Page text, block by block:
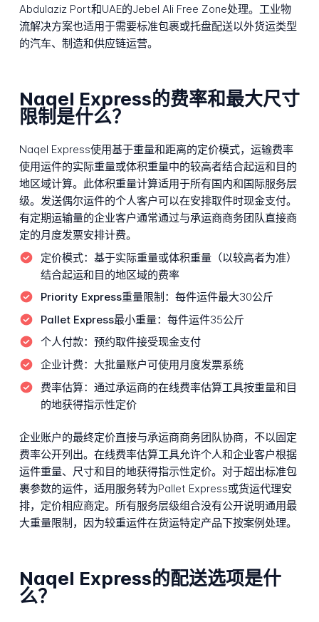
Abdulaziz Port和UAE的Jebel Ali Free Zone处理。工业物
流解决方案也适用于需要标准包裹或托盘配送以外货运类型
的汽车、制造和供应链运营。
Naqel Express的费率和最大尺寸
限制是什么？
Naqel Express使用基于重量和距离的定价模式，运输费率
使用运件的实际重量或体积重量中的较高者结合起运和目的
地区域计算。此体积重量计算适用于所有国内和国际服务层
级。发送偶尔运件的个人客户可以在安排取件时现金支付。
有定期运输量的企业客户通常通过与承运商商务团队直接商
定的月度发票安排计费。
定价模式： 基于实际重量或体积重量（以较高者为准）
结合起运和目的地区域的费率
Priority Express重量限制： 每件运件最大30公斤
Pallet Express最小重量： 每件运件35公斤
个人付款： 预约取件接受现金支付
企业计费： 大批量账户可使用月度发票系统
费率估算： 通过承运商的在线费率估算工具按重量和目
的地获得指示性定价
企业账户的最终定价直接与承运商商务团队协商，不以固定
费率公开列出。在线费率估算工具允许个人和企业客户根据
运件重量、尺寸和目的地获得指示性定价。对于超出标准包
裹参数的运件，适用服务转为Pallet Express或货运代理安
排，定价相应商定。所有服务层级组合没有公开说明通用最
大重量限制，因为较重运件在货运特定产品下按案例处理。
Naqel Express的配送选项是什
么？